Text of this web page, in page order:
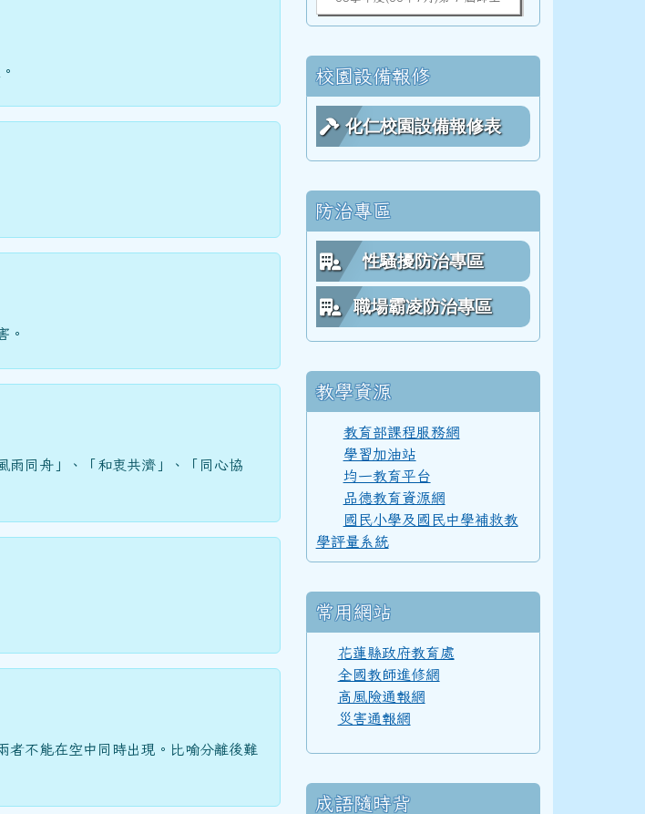
。
雨同舟」、「和衷共濟」、「同心協
者不能在空中同時出現。比喻分離後難
64學年度(65年7月)第 6 屆師生
63學年度(64年7月)第 5 屆師生
62學年度(63年7月)第 4 屆師生合照
61學年度(62年7月)第 3 屆師生
60學年度(61年7月)第 2 屆師生
59學年度(60年7月)第 1 屆師生
校園設備報修
化仁校園設備報修表
防治專區
性騷擾防治專區
職場霸凌防治專區
教學資源
教育部課程服務網
學習加油站
均一教育平台
品德教育資源網
國民小學及國民中學補救教
學評量系統
常用網站
花蓮縣政府教育處
全國教師進修網
高風險通報網
災害通報網
成語隨時背